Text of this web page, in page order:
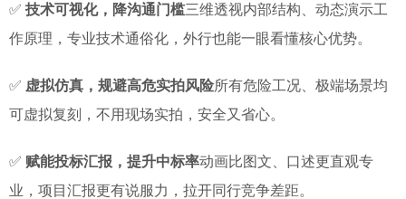
✅ 技术可视化，降沟通门槛三维透视内部结构、动态演示工
作原理，专业技术通俗化，外行也能一眼看懂核心优势。
✅ 虚拟仿真，规避高危实拍风险所有危险工况、极端场景均
可虚拟复刻，不用现场实拍，安全又省心。
✅ 赋能投标汇报，提升中标率动画比图文、口述更直观专
业，项目汇报更有说服力，拉开同行竞争差距。